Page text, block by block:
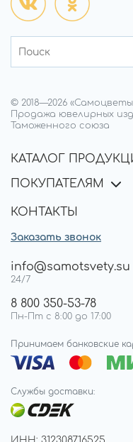
© 2018—2026
Продажа ювелирных
Таможенного союза
КАТАЛОГ
ПОКУПАТЕЛЯМ
КОНТАКТЫ
Заказать звонок
info@samotsvety.su
24/7
8 800 350-53-78
Пн-Пт с 8:00 до 17:00
Принимаем банковские
Службы доставки: